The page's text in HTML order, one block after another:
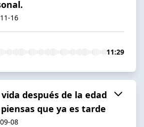
16
11:29
después de la edad
que ya es tarde
08